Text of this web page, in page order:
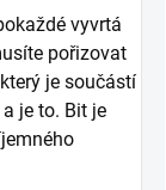
vyvrtá
pořizovat
je součástí
je to. Bit je